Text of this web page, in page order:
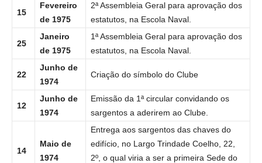
15
Fevereiro
de 1975
2ª Assembleia Geral para aprovação dos
estatutos, na Escola Naval.
25
Janeiro
de 1975
1ª Assembleia Geral para aprovação dos
estatutos, na Escola Naval.
22
Junho de
1974
Criação do símbolo do Clube
12
Junho de
1974
Emissão da 1ª circular convidando os
sargentos a aderirem ao Clube.
14
Maio de
1974
Entrega aos sargentos das chaves do
edifício, no Largo Trindade Coelho, 22,
2º, o qual viria a ser a primeira Sede do